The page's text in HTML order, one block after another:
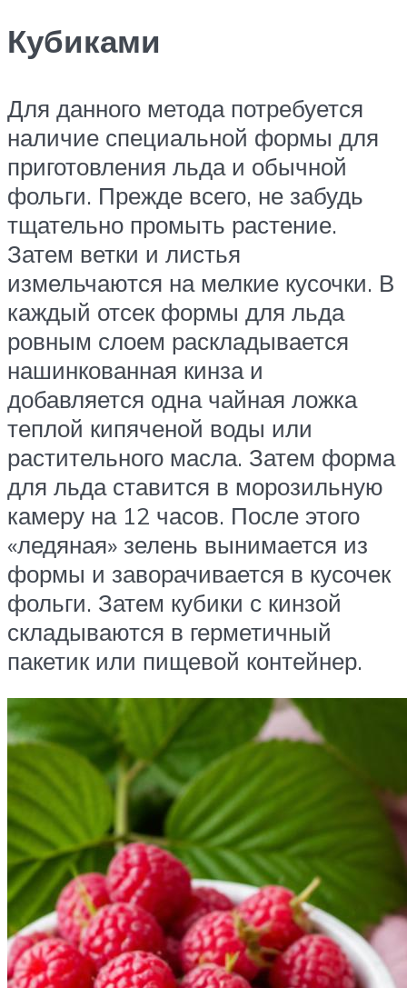
Кубиками
Для данного метода потребуется
наличие специальной формы для
приготовления льда и обычной
фольги. Прежде всего, не забудь
тщательно промыть растение.
Затем ветки и листья
измельчаются на мелкие кусочки. В
каждый отсек формы для льда
ровным слоем раскладывается
нашинкованная кинза и
добавляется одна чайная ложка
теплой кипяченой воды или
растительного масла. Затем форма
для льда ставится в морозильную
камеру на 12 часов. После этого
«ледяная» зелень вынимается из
формы и заворачивается в кусочек
фольги. Затем кубики с кинзой
складываются в герметичный
пакетик или пищевой контейнер.